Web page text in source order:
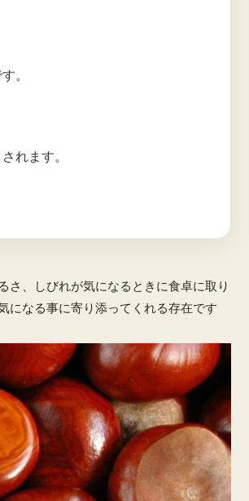
。
れます。
さ、しびれが気になるときに食卓に取り
になる事に寄り添ってくれる存在です